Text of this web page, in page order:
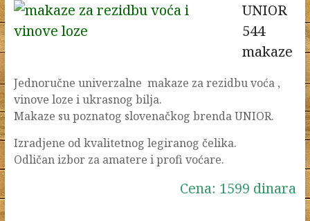
UNIOR
544
makaze
Jednoručne univerzalne makaze za rezidbu voća ,
vinove loze i ukrasnog bilja.
Makaze su poznatog slovenačkog brenda UNIOR.
Izradjene od kvalitetnog legiranog čelika.
Odličan izbor za amatere i profi voćare.
Cena: 1599 dinara